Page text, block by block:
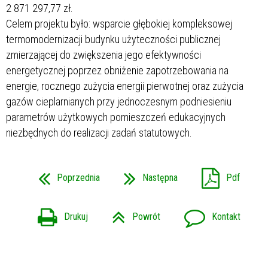
2 871 297,77 zł.
Celem projektu było: wsparcie głębokiej kompleksowej
termomodernizacji budynku użyteczności publicznej
zmierzającej do zwiększenia jego efektywności
energetycznej poprzez obniżenie zapotrzebowania na
energie, rocznego zużycia energii pierwotnej oraz zużycia
gazów cieplarnianych przy jednoczesnym podniesieniu
parametrów użytkowych pomieszczeń edukacyjnych
niezbędnych do realizacji zadań statutowych.
Poprzednia Następna Pdf
Drukuj Powrót Kontakt